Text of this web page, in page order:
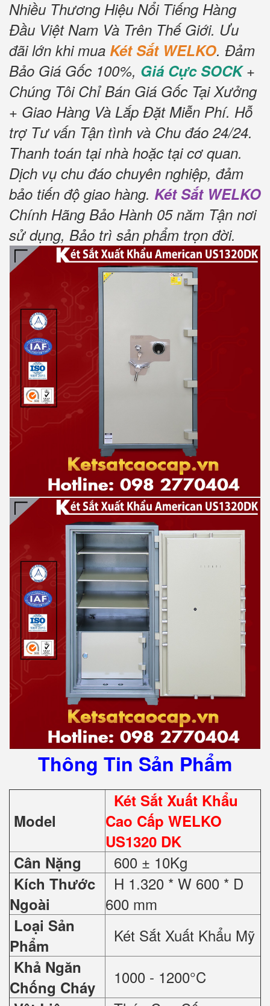
Nhiều Thương Hiệu Nổi Tiếng Hàng
Đầu Việt Nam Và Trên Thế Giới. Ưu
đãi lớn khi mua Két Sắt WELKO. Đảm
Bảo Giá Gốc 100%, Giá Cực SOCK+
Chúng Tôi Chỉ Bán Giá Gốc Tại Xưởng
+ Giao Hàng Và Lắp Đặt Miễn Phí. Hỗ
trợ Tư vấn Tận tình và Chu đáo 24/24.
Thanh toán tại nhà hoặc tại cơ quan.
Dịch vụ chu đáo chuyên nghiệp, đảm
bảo tiến độ giao hàng. Két Sắt WELKO
Chính Hãng Bảo Hành 05 năm Tận nơi
sử dụng, Bảo trì sản phẩm trọn đời.
Thông Tin Sản Phẩm
Model
Két Sắt Xuất Khẩu
Cao Cấp WELKO
US1320 DK
Cân Nặng
600 ± 10Kg
Kích Thước
Ngoài
H 1.320 * W 600 * D
600 mm
Loại Sản
Phẩm
Két Sắt Xuất Khẩu Mỹ
Khả Ngăn
Chống Cháy
1000 - 1200°C